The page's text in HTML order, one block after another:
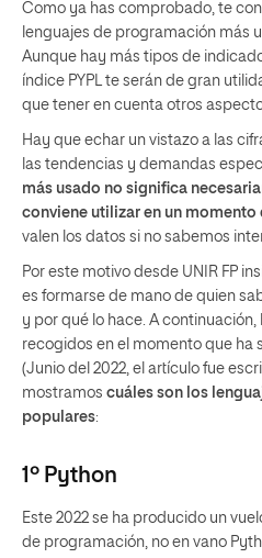
Como ya has comprobado, te
lenguajes de programación más
Aunque hay más tipos de
índice PYPL te serán de gran
que tener en cuenta otros
Hay que echar un vistazo a las
las tendencias y demandas
más usado no significa
conviene utilizar en un momento
valen los datos si no sabemos
Por este motivo desde UNIR FP
es formarse de mano de quien
y por qué lo hace. A
recogidos en el momento que ha
(Junio del 2022, el artículo fue
mostramos cuáles son los
populares:
1º Python
Este 2022 se ha producido un
de programación, no en vano